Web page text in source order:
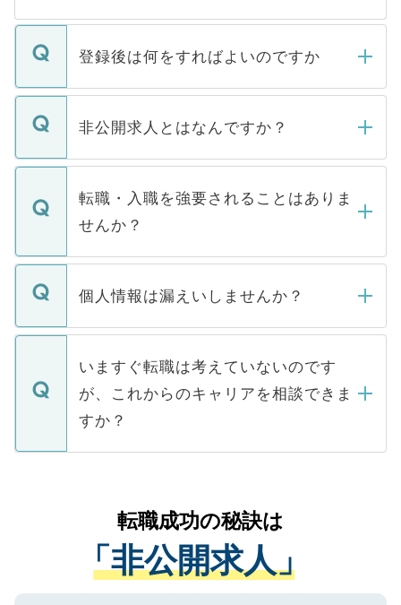
登録後は何をすればよいのですか
ご登録いただきましたら、弊社担当者がご
登録内容を確認し、その後メールもしくは
ます。通常、5営業日以内にはご連絡をせて
いただきますので、しばらくお待ちくださ
い。
非公開求人とはなんですか？
マイナビDOCTORで取り扱っている求人の
うち約3割は、Webサイトからご覧いただ
けない「非公開求人」です。非公開求人は
下記の理由によって、一般には公開してい
ません。
■応募殺到を避けるため 人気のある医療機
関を公にしてしまうと、応募が殺到する場
に、医療機関が求める条件に合った人材の
みを人材紹介会社に依頼するケースが増え
ています。
転職・入職を強要されることはありま
せんか？
転職・入職を強要することは一切ありませ
ん。また、仮に応募先から内定をいただい
定を承諾する必要はありません。内定先へ
の辞退の連絡はキャリアパートナーが行い
ますので、ご安心ください。
個人情報は漏えいしませんか？
個人情報が漏えいすることはありませんの
で、ご安心ください。当サイトからの登録
などで収集したご登録者様の個人情報は、
ご本人のキャリアアップおよび転職活動の
支援を目的に使用いたします。お預かりし
ているすべての個人データはご本人の許可
は、個人情報の取り扱いについての厳密な
管理基準を満たした事業者のみに付与され
る、プライバシーマークを取得済みです。
ご登録いただいた個人情報は、SSL（デー
いますぐ転職は考えていないのです
が、これからのキャリアを相談できま
すか？
かがいして、現在の医療機関の状況や紹介
経験をまじえながら、適切なアドバイスを
させていただきます。すぐにご転職をされ
ない方には、長期的なサポートが可能です
ので、まずはご登録ください。
転職成功の秘訣は
「非公開求人」